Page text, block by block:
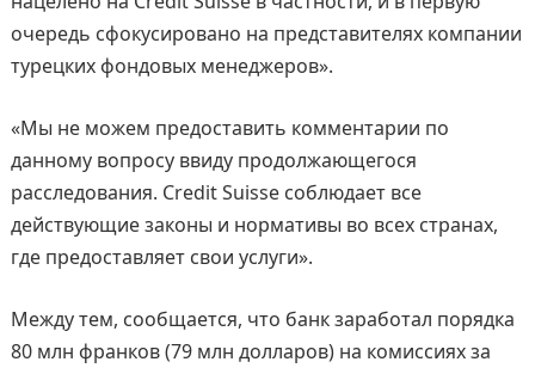
очередь сфокусировано на представителях компании
турецких фондовых менеджеров».
«Мы не можем предоставить комментарии по
данному вопросу ввиду продолжающегося
расследования. Credit Suisse соблюдает все
действующие законы и нормативы во всех странах,
где предоставляет свои услуги».
Между тем, сообщается, что банк заработал порядка
80 млн франков (79 млн долларов) на комиссиях за